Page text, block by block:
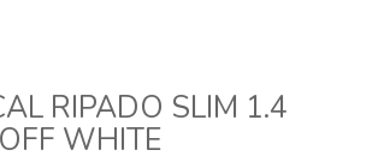
RIPADO SLIM 1.4
WHITE